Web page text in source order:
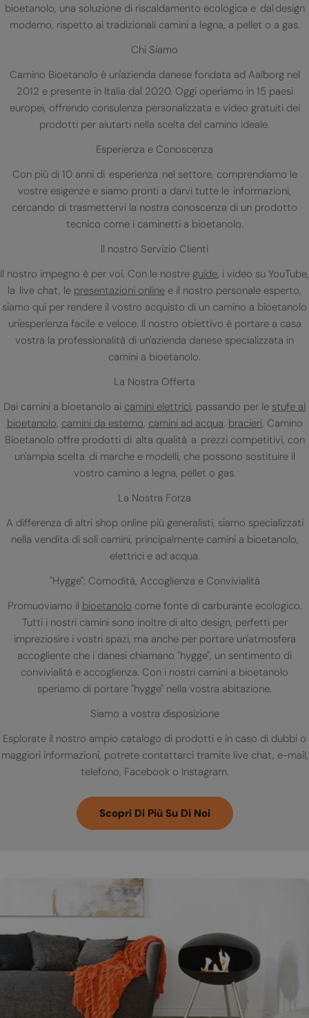
bioetanolo, una soluzione di riscaldamento ecologica e dal design
moderno, rispetto ai tradizionali camini a legna, a pellet o a gas.
Chi Siamo
Camino Bioetanolo è un'azienda danese fondata ad Aalborg nel
2012 e presente in Italia dal 2020. Oggi operiamo in 15 paesi
europei, offrendo consulenza personalizzata e video gratuiti dei
prodotti per aiutarti nella scelta del camino ideale.
Esperienza e Conoscenza
Con più di 10 anni di esperienza nel settore, comprendiamo le
vostre esigenze e siamo pronti a darvi tutte le informazioni,
cercando di trasmettervi la nostra conoscenza di un prodotto
tecnico come i caminetti a bioetanolo.
Il nostro Servizio Clienti
Il nostro impegno è per voi. Con le nostre guide, i video su YouTube,
la live chat, le presentazioni online e il nostro personale esperto,
siamo qui per rendere il vostro acquisto di un camino a bioetanolo
un'esperienza facile e veloce. Il nostro obiettivo è portare a casa
vostra la professionalità di un'azienda danese specializzata in
camini a bioetanolo.
La Nostra Offerta
Dai camini a bioetanolo ai camini elettrici, passando per le stufe al
bioetanolo, camini da esterno, camini ad acqua, bracieri, Camino
Bioetanolo offre prodotti di alta qualità a prezzi competitivi, con
un'ampia scelta di marche e modelli, che possono sostituire il
vostro camino a legna, pellet o gas.
La Nostra Forza
A differenza di altri shop online più generalisti, siamo specializzati
nella vendita di soli camini, principalmente camini a bioetanolo,
elettrici e ad acqua.
"Hygge": Comodità, Accoglienza e Convivialità
Promuoviamo il bioetanolo come fonte di carburante ecologico.
Tutti i nostri camini sono inoltre di alto design, perfetti per
impreziosire i vostri spazi, ma anche per portare un'atmosfera
accogliente che i danesi chiamano "hygge", un sentimento di
convivialità e accoglienza. Con i nostri camini a bioetanolo
speriamo di portare "hygge" nella vostra abitazione.
Siamo a vostra disposizione
Esplorate il nostro ampio catalogo di prodotti e in caso di dubbi o
maggiori informazioni, potrete contattarci tramite live chat, e-mail,
telefono, Facebook o Instagram.
Scopri Di Più Su Di Noi